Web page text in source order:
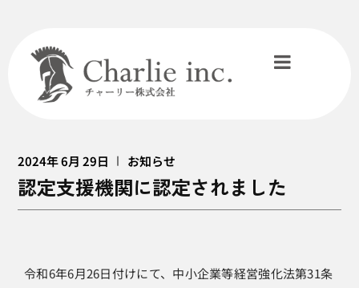
2024年 6月 29日 お知らせ
認定支援機関に認定されました
令和6年6月26日付けにて、中小企業等経営強化法第31条